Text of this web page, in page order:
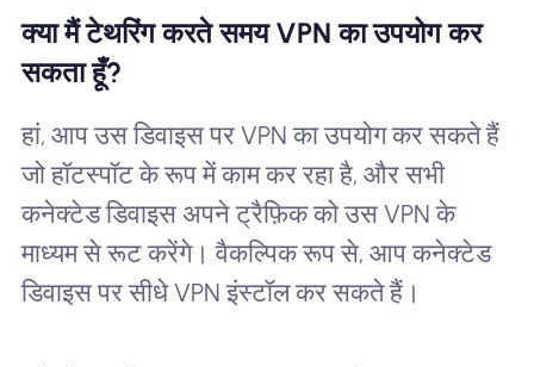
क्या मैं टेथरिंग करते समय VPN का उपयोग कर
सकता हूँ?
हां, आप उस डिवाइस पर VPN का उपयोग कर सकते हैं
जो हॉटस्पॉट के रूप में काम कर रहा है, और सभी
कनेक्टेड डिवाइस अपने ट्रैफ़िक को उस VPN के
माध्यम से रूट करेंगे। वैकल्पिक रूप से, आप कनेक्टेड
डिवाइस पर सीधे VPN इंस्टॉल कर सकते हैं।